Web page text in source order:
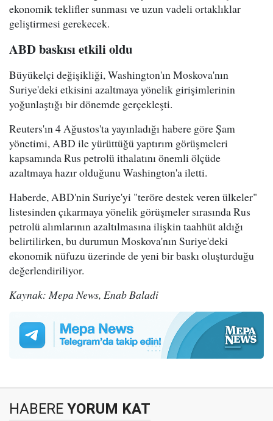
ekonomik teklifler sunması ve uzun vadeli ortaklıklar
geliştirmesi gerekecek.
ABD baskısı etkili oldu
Büyükelçi değişikliği, Washington'ın Moskova'nın
Suriye'deki etkisini azaltmaya yönelik girişimlerinin
yoğunlaştığı bir dönemde gerçekleşti.
Reuters'ın 4 Ağustos'ta yayınladığı habere göre Şam
yönetimi, ABD ile yürüttüğü yaptırım görüşmeleri
kapsamında Rus petrolü ithalatını önemli ölçüde
azaltmaya hazır olduğunu Washington'a iletti.
Haberde, ABD'nin Suriye'yi "teröre destek veren ülkeler"
listesinden çıkarmaya yönelik görüşmeler sırasında Rus
petrolü alımlarının azaltılmasına ilişkin taahhüt aldığı
belirtilirken, bu durumun Moskova'nın Suriye'deki
ekonomik nüfuzu üzerinde de yeni bir baskı oluşturduğu
değerlendiriliyor.
Kaynak: Mepa News, Enab Baladi
HABERE YORUM KAT